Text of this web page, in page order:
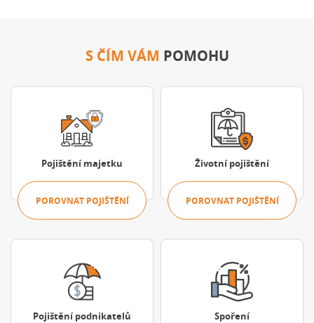
S ČÍM VÁM POMOHU
Pojištění majetku
POROVNAT POJIŠTĚNÍ
Porovnat pojištění
Životní pojištění
POROVNAT POJIŠTĚNÍ
Porovnat
Pojištění podnikatelů
Porovnat pojištění
Spoření